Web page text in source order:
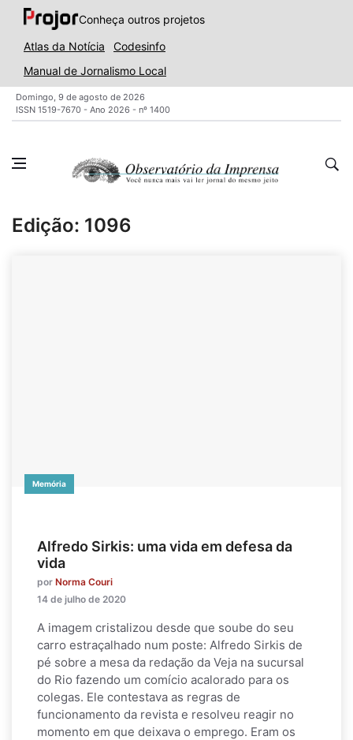
Conheça outros projetos
Atlas da Notícia
Codesinfo
Manual de Jornalismo Local
Domingo, 9 de agosto de 2026
ISSN 1519-7670 - Ano 2026 - nº 1400
Edição: 1096
Memória
Alfredo Sirkis: uma vida em defesa da
vida
por Norma Couri
14 de julho de 2020
A imagem cristalizou desde que soube do seu
carro estraçalhado num poste: Alfredo Sirkis de
pé sobre a mesa da redação da Veja na sucursal
do Rio fazendo um comício acalorado para os
colegas. Ele contestava as regras de
funcionamento da revista e resolveu reagir no
momento em que deixava o emprego. Eram os